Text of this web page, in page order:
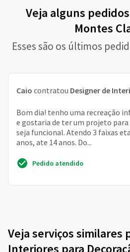
Veja alguns
Montes
Esses são os últimos
Caio contratou Designer de
Bom dia! tenho uma recreação
e gostaria de ter um projeto para
seja funcional. Atendo 3 faixas
anos, ate 14 anos. Do...
Pedido atendido
Veja serviços similares
Interiores para